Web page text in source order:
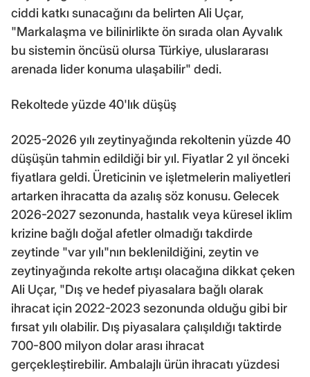
ciddi katkı sunacağını da belirten Ali Uçar,
"Markalaşma ve bilinirlikte ön sırada olan Ayvalık
bu sistemin öncüsü olursa Türkiye, uluslararası
arenada lider konuma ulaşabilir" dedi.
Rekoltede yüzde 40'lık düşüş
2025-2026 yılı zeytinyağında rekoltenin yüzde 40
düşüşün tahmin edildiği bir yıl. Fiyatlar 2 yıl önceki
fiyatlara geldi. Üreticinin ve işletmelerin maliyetleri
artarken ihracatta da azalış söz konusu. Gelecek
2026-2027 sezonunda, hastalık veya küresel iklim
krizine bağlı doğal afetler olmadığı takdirde
zeytinde "var yılı"nın beklenildiğini, zeytin ve
zeytinyağında rekolte artışı olacağına dikkat çeken
Ali Uçar, "Dış ve hedef piyasalara bağlı olarak
ihracat için 2022-2023 sezonunda olduğu gibi bir
fırsat yılı olabilir. Dış piyasalara çalışıldığı taktirde
700-800 milyon dolar arası ihracat
gerçekleştirebilir. Ambalajlı ürün ihracatı yüzdesi